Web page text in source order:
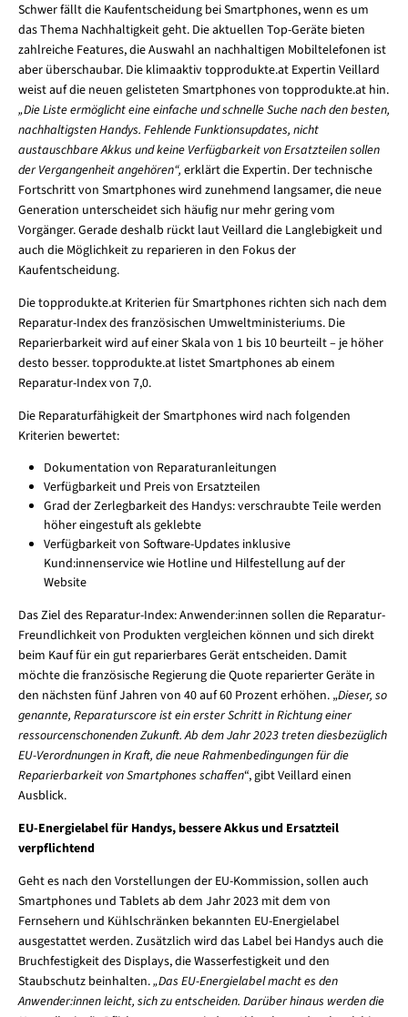
Schwer fällt die Kaufentscheidung bei Smartphones, wenn es um
das Thema Nachhaltigkeit geht. Die aktuellen Top-Geräte bieten
zahlreiche Features, die Auswahl an nachhaltigen Mobiltelefonen ist
aber überschaubar. Die klimaaktiv topprodukte.at Expertin Veillard
weist auf die neuen gelisteten Smartphones von topprodukte.at hin.
„Die Liste ermöglicht eine einfache und schnelle Suche nach den besten,
nachhaltigsten Handys. Fehlende Funktionsupdates, nicht
austauschbare Akkus und keine Verfügbarkeit von Ersatzteilen sollen
der Vergangenheit angehören“, erklärt die Expertin. Der technische
Fortschritt von Smartphones wird zunehmend langsamer, die neue
Generation unterscheidet sich häufig nur mehr gering vom
Vorgänger. Gerade deshalb rückt laut Veillard die Langlebigkeit und
auch die Möglichkeit zu reparieren in den Fokus der
Kaufentscheidung.
Die topprodukte.at Kriterien für Smartphones richten sich nach dem
Reparatur-Index des französischen Umweltministeriums. Die
Reparierbarkeit wird auf einer Skala von 1 bis 10 beurteilt ­– je höher
desto besser. topprodukte.at listet Smartphones ab einem
Reparatur-Index von 7,0.
Die Reparaturfähigkeit der Smartphones wird nach folgenden
Kriterien bewertet:
Dokumentation von Reparaturanleitungen
Verfügbarkeit und Preis von Ersatzteilen
Grad der Zerlegbarkeit des Handys: verschraubte Teile werden
höher eingestuft als geklebte
Verfügbarkeit von Software-Updates inklusive
Kund:innenservice wie Hotline und Hilfestellung auf der
Website
Das Ziel des Reparatur-Index: Anwender:innen sollen die Reparatur-
Freundlichkeit von Produkten vergleichen können und sich direkt
beim Kauf für ein gut reparierbares Gerät entscheiden. Damit
möchte die französische Regierung die Quote reparierter Geräte in
den nächsten fünf Jahren von 40 auf 60 Prozent erhöhen. „Dieser, so
genannte, Reparaturscore ist ein erster Schritt in Richtung einer
ressourcenschonenden Zukunft. Ab dem Jahr 2023 treten diesbezüglich
EU-Verordnungen in Kraft, die neue Rahmenbedingungen für die
Reparierbarkeit von Smartphones schaffen“, gibt Veillard einen
Ausblick.
EU-Energielabel für Handys, bessere Akkus und Ersatzteil
verpflichtend
Geht es nach den Vorstellungen der EU-Kommission, sollen auch
Smartphones und Tablets ab dem Jahr 2023 mit dem von
Fernsehern und Kühlschränken bekannten EU-Energielabel
ausgestattet werden. Zusätzlich wird das Label bei Handys auch die
Bruchfestigkeit des Displays, die Wasserfestigkeit und den
Staubschutz beinhalten.„Das EU-Energielabel macht es den
Anwender:innen leicht, sich zu entscheiden. Darüber hinaus werden die